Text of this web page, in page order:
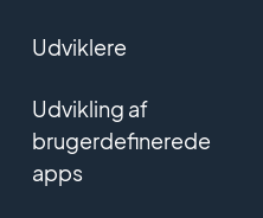
Udviklere
Udvikling af
brugerdefinerede
apps